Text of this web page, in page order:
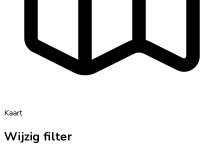
Kaart
Wijzig filter